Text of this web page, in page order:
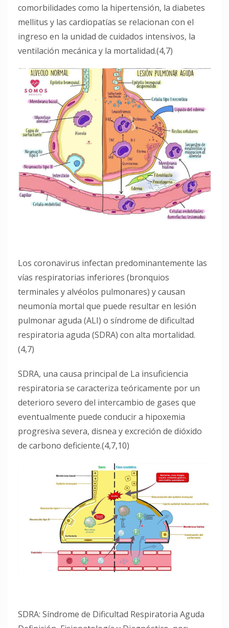
comorbilidades como la hipertensión, la diabetes
mellitus y las cardiopatías se relacionan con el
ingreso en la unidad de cuidados intensivos, la
ventilación mecánica y la mortalidad.(4,7)
Los coronavirus infectan predominantemente las
vías respiratorias inferiores (bronquios
terminales y alvéolos pulmonares) y causan
neumonía mortal que puede resultar en lesión
pulmonar aguda (ALI) o síndrome de dificultad
respiratoria aguda (SDRA) con alta mortalidad.
(4,7)
SDRA, una causa principal de La insuficiencia
respiratoria se caracteriza teóricamente por un
deterioro severo del intercambio de gases que
eventualmente puede conducir a hipoxemia
progresiva severa, disnea y excreción de dióxido
de carbono deficiente.(4,7,10)
SDRA: Síndrome de Dificultad Respiratoria Aguda